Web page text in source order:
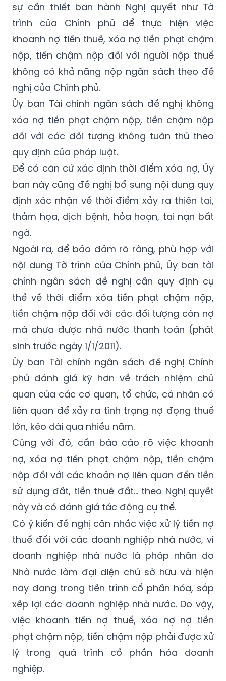
sự cần thiết ban hành Nghị quyết như Tờ
trình của Chính phủ để thực hiện việc
khoanh nợ tiền thuế, xóa nợ tiền phạt chậm
nộp, tiền chậm nộp đối với người nộp thuế
không có khả năng nộp ngân sách theo đề
nghị của Chính phủ.
Ủy ban Tài chính ngân sách đề nghị không
xóa nợ tiền phạt chậm nộp, tiền chậm nộp
đối với các đối tượng không tuân thủ theo
quy định của pháp luật.
Để có căn cứ xác định thời điểm xóa nợ, Ủy
ban này cũng đề nghị bổ sung nội dung quy
định xác nhận về thời điểm xảy ra thiên tai,
thảm họa, dịch bệnh, hỏa hoạn, tai nạn bất
ngờ.
Ngoài ra, để bảo đảm rõ ràng, phù hợp với
nội dung Tờ trình của Chính phủ, Ủy ban tài
chính ngân sách đề nghị cần quy định cụ
thể về thời điểm xóa tiền phạt chậm nộp,
tiền chậm nộp đối với các đối tượng còn nợ
mà chưa được nhà nước thanh toán (phát
sinh trước ngày 1/1/2011).
Ủy ban Tài chính ngân sách đề nghị Chính
phủ đánh giá kỹ hơn về trách nhiệm chủ
quan của các cơ quan, tổ chức, cá nhân có
liên quan để xảy ra tình trạng nợ đọng thuế
lớn, kéo dài qua nhiều năm.
Cùng với đó, cần báo cáo rõ việc khoanh
nợ, xóa nợ tiền phạt chậm nộp, tiền chậm
nộp đối với các khoản nợ liên quan đến tiền
sử dụng đất, tiền thuê đất… theo Nghị quyết
này và có đánh giá tác động cụ thể.
Có ý kiến đề nghị cân nhắc việc xử lý tiền nợ
thuế đối với các doanh nghiệp nhà nước, vì
doanh nghiệp nhà nước là pháp nhân do
Nhà nước làm đại diện chủ sở hữu và hiện
nay đang trong tiến trình cổ phần hóa, sắp
xếp lại các doanh nghiệp nhà nước. Do vậy,
việc khoanh tiền nợ thuế, xóa nợ nợ tiền
phạt chậm nộp, tiền chậm nộp phải được xử
lý trong quá trình cổ phần hóa doanh
nghiệp.